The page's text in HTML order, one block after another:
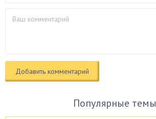
Популярные темы